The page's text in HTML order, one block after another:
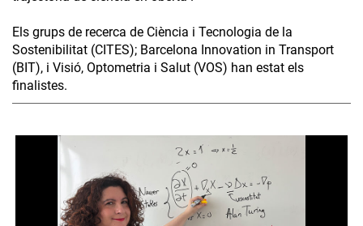
Els grups de recerca de Ciència i Tecnologia de la
Sostenibilitat (CITES); Barcelona Innovation in Transport
(BIT), i Visió, Optometria i Salut (VOS) han estat els
finalistes.